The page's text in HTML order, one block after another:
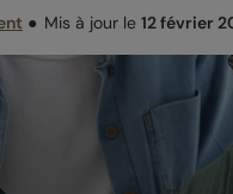
● Mis à jour le 12 février